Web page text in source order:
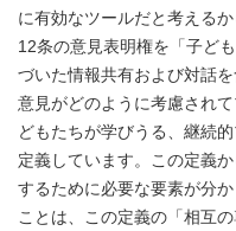
に有効なツールだと考える
12条の意見表明権を「子ど
づいた情報共有および対話
意見がどのように考慮され
どもたちが学びうる、継続
定義しています。この定義
するために必要な要素が分
ことは、この定義の「相互